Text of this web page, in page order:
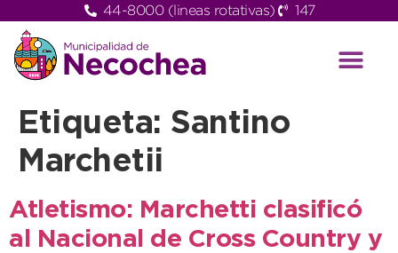
44-8000 (lineas rotativas) 147
Etiqueta: Santino
Marchetii
Atletismo: Marchetti clasificó
al Nacional de Cross Country y